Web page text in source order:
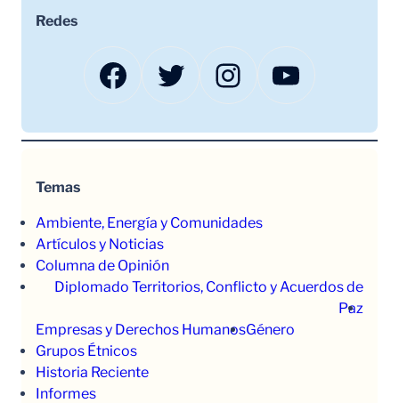
Redes
Facebook Twitter Instagram YouTube
Temas
Ambiente, Energía y Comunidades
Artículos y Noticias
Columna de Opinión
Diplomado Territorios, Conflicto y Acuerdos de
Paz
Empresas y Derechos HumanosGénero
Grupos Étnicos
Historia Reciente
Informes